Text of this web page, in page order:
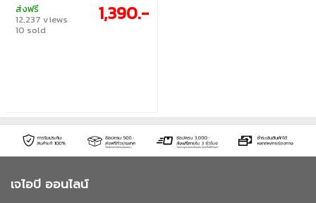
Durable • Long-Lasting Battery Life •
Lightweight And Portable Design •
Foldable Enc Microphone • Low Latency •
ส่งฟรี
12,237 views
10 sold
1,390.-
เจไอบี ออนไลน์